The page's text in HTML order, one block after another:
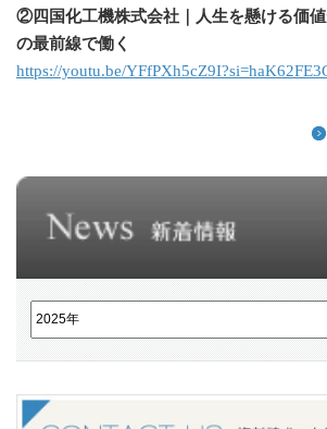
②四国化工機株式会社｜人生を懸ける価
の最前線で働く
https://youtu.be/